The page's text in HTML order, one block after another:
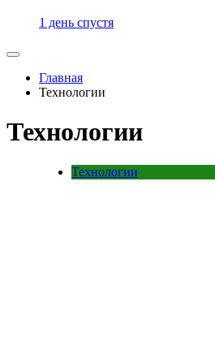
1 день спустя
Главная
Технологии
Технологии
Технологии